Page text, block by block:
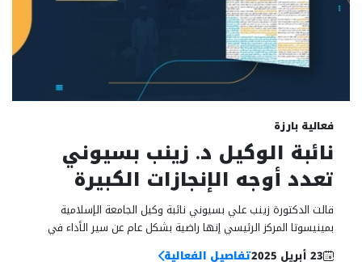
23
فعالية بارزة
نائبة الوكيل د. زينب بسيوني
تعدد أوجه الإنجازات الكبيرة
وتستشرف آفاق تطوير الجامعة
قالت الدكتورة زينب علي بسيوني نائبة وكيل الجامعة الإسلامية
بمينيسوتا المركز الرئيسي إنها راضية بشكل عام عن سير الأداء في
الجامعة، وفسرت رضاها بأن الجامعة شهدت تطورًا ملحوظًا في مختلف
الجوانب...
23 أبريل 2025 تفاصيل الفعالية